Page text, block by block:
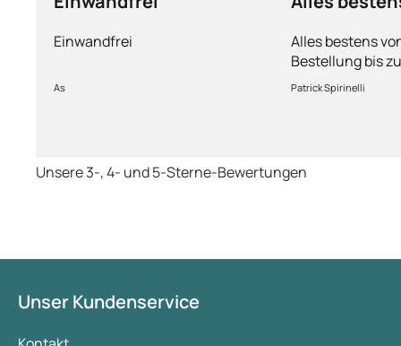
Einwandfrei
As
Alles bestens
Bestellung bis
Ware sorgfältig
schnelle
Patrick Spirinelli
Unsere 3-, 4- und 5-Sterne-Bewertungen
Unser Kundenservice